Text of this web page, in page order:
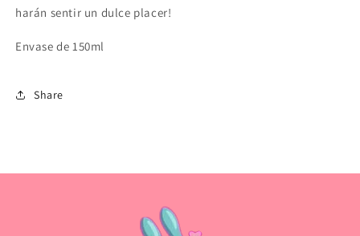
harán sentir un dulce placer!
Envase de 150ml
Share